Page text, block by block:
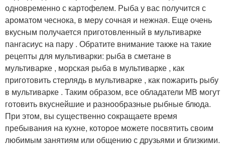
одновременно с картофелем. Рыба у вас получится с
ароматом чеснока, в меру сочная и нежная. Еще очень
вкусным получается приготовленный в мультиварке
пангасиус на пару . Обратите внимание также на такие
рецепты для мультиварки: рыба в сметане в
мультиварке , морская рыба в мультиварке , как
приготовить стерлядь в мультиварке , как пожарить рыбу
в мультиварке . Таким образом, все обладатели МВ могут
готовить вкуснейшие и разнообразные рыбные блюда.
При этом, вы существенно сокращаете время
пребывания на кухне, которое можете посвятить своим
любимым занятиям или общению с друзьями и близкими.